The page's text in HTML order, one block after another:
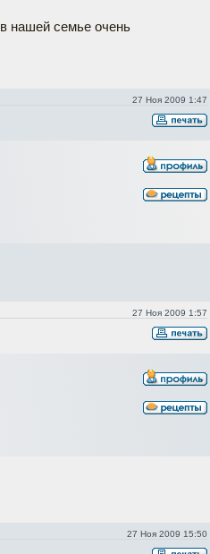
нашей семье очень
27 Ноя 2009 1:47
27 Ноя 2009 1:57
27 Ноя 2009 15:50